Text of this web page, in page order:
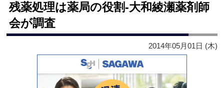
残薬処理は薬局の役割‐大和綾瀬薬剤師
会が調査
2014年05月01日 (木)